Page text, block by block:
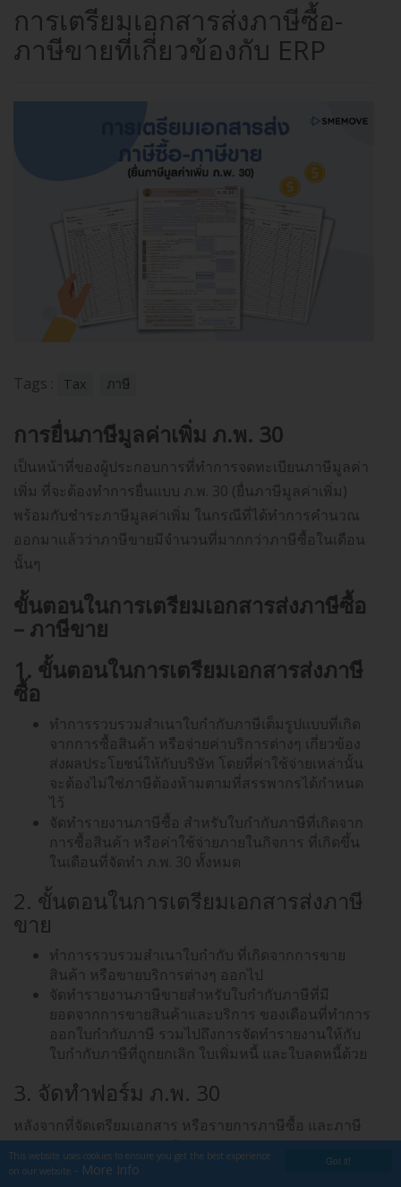
Got it!
This website uses cookies to ensure you get the best experience
on our website - More Info
การเตรียมเอกสารส่งภาษีซื้อ-
ภาษีขายที่เกี่ยวข้องกับ ERP
Tags : Tax ภาษี
การยื่นภาษีมูลค่าเพิ่ม ภ.พ. 30
เป็นหน้าที่ของผู้ประกอบการที่ทำการจดทะเบียนภาษีมูลค่า
เพิ่ม ที่จะต้องทำการยื่นแบบ ภ.พ. 30 (ยื่นภาษีมูลค่าเพิ่ม)
พร้อมกับชำระภาษีมูลค่าเพิ่ม ในกรณีที่ได้ทำการคำนวณ
ออกมาแล้วว่าภาษีขายมีจำนวนที่มากกว่าภาษีซื้อในเดือน
นั้นๆ
ขั้นตอนในการเตรียมเอกสารส่งภาษีซื้อ
– ภาษีขาย
1. ขั้นตอนในการเตรียมเอกสารส่งภาษี
ซื้อ
ทำการรวบรวมสำเนาใบกำกับภาษีเต็มรูปแบบที่เกิด
จากการซื้อสินค้า หรือจ่ายค่าบริการต่างๆ เกี่ยวข้อง
ส่งผลประโยชน์ให้กับบริษัท โดยที่ค่าใช้จ่ายเหล่านั้น
จะต้องไม่ใช่ภาษีต้องห้ามตามที่สรรพากรได้กำหนด
ไว้
จัดทำรายงานภาษีซื้อ สำหรับใบกำกับภาษีที่เกิดจาก
การซื้อสินค้า หรือค่าใช้จ่ายภายในกิจการ ที่เกิดขึ้น
ในเดือนที่จัดทำ ภ.พ. 30 ทั้งหมด
2. ขั้นตอนในการเตรียมเอกสารส่งภาษี
ขาย
ทำการรวบรวมสำเนาใบกำกับ ที่เกิดจากการขาย
สินค้า หรือขายบริการต่างๆ ออกไป
จัดทำรายงานภาษีขายสำหรับใบกำกับภาษีที่มี
ยอดจากการขายสินค้าและบริการ ของเดือนที่ทำการ
ออกใบกำกับภาษี รวมไปถึงการจัดทำรายงานให้กับ
ใบกำกับภาษีที่ถูกยกเลิก ใบเพิ่มหนี้ และใบลดหนี้ด้วย
3. จัดทำฟอร์ม ภ.พ. 30
หลังจากที่จัดเตรียมเอกสาร หรือรายการภาษีซื้อ และภาษี
ขายกันไปแล้วต่อมาก็เป็นขั้นตอนของการกรอกแบบฟอร์ม
ภ.พ.30 เพื่อนำยอดของภาษีซื้อ และภาษีขายที่รวบรวมจัด